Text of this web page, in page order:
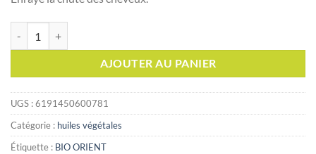
AJOUTER AU PANIER
UGS :6191450600781
Catégorie : huiles végétales
Étiquette : BIO ORIENT